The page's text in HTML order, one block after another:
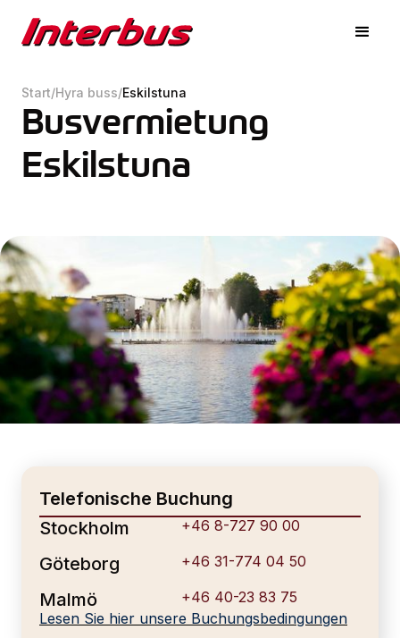
Start/Hyra buss/Eskilstuna
Busvermietung
Eskilstuna
Telefonische Buchung
Stockholm
+46 8-727 90 00
Göteborg +46 31-774 04 50
Malmö
+46 40-23 83 75
Lesen Sie hier unsere Buchungsbedingungen